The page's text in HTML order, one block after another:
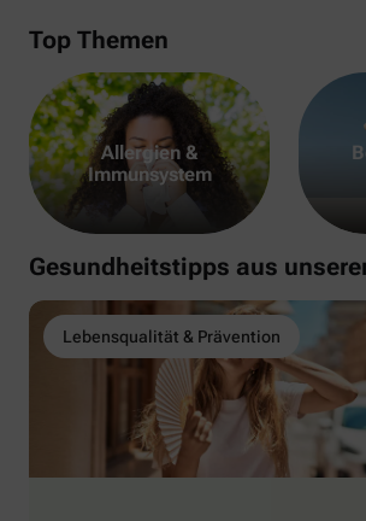
Top Themen
Allergien &
Immunsystem
Gesundheitstipps aus
Lebensqualität & Prävention